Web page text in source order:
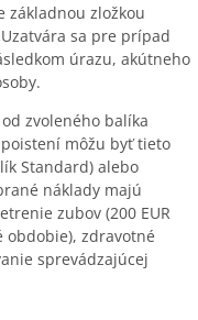
základnou zložkou
sa pre prípad
úrazu, akútneho
zvoleného balíka
môžu byť tieto
Standard) alebo
náklady majú
zubov (200 EUR
obdobie), zdravotné
sprevádzajúcej